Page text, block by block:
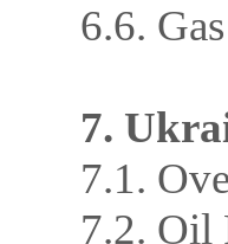
6.6.
7.
7.1.
7.2. Oil